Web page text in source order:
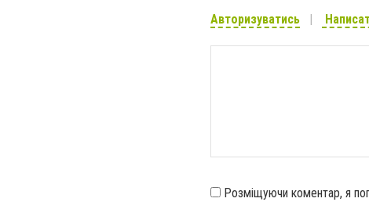
Авторизуватись
Розміщуючи коментар, я